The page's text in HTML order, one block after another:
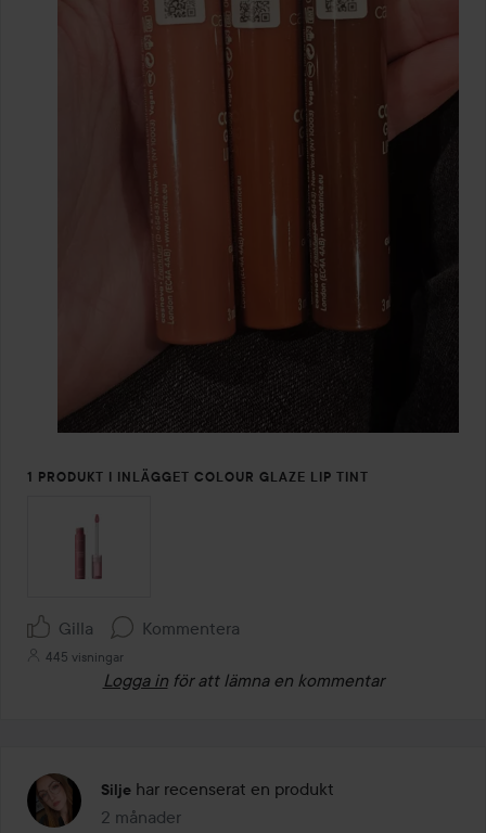
1 PRODUKT I INLÄGGET COLOUR GLAZE LIP TINT
Gilla Kommentera
445 visningar
Logga in för att lämna en kommentar
Silje har recenserat en produkt
2 månader
Inlägget skapades 2 månader